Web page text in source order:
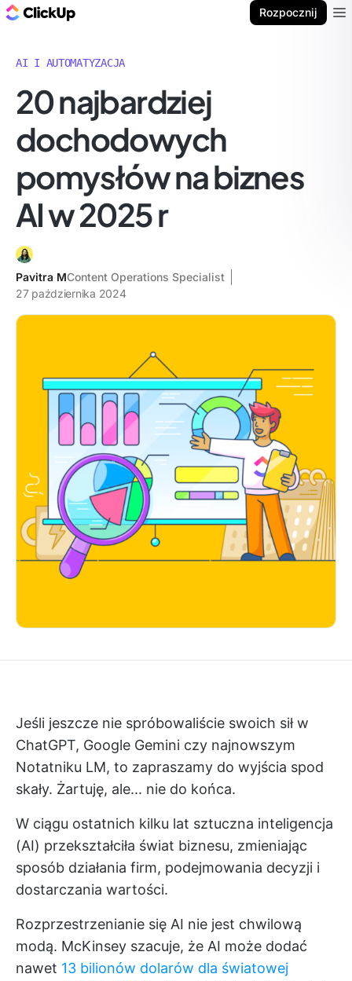
Rozpocznij
AI I AUTOMATYZACJA
20 najbardziej
dochodowych
pomysłów na biznes
AI w 2025 r
Pavitra MContent Operations Specialist
27 października 2024
Jeśli jeszcze nie spróbowaliście swoich sił w
ChatGPT, Google Gemini czy najnowszym
Notatniku LM, to zapraszamy do wyjścia spod
skały. Żartuję, ale... nie do końca.
W ciągu ostatnich kilku lat sztuczna inteligencja
(AI) przekształciła świat biznesu, zmieniając
sposób działania firm, podejmowania decyzji i
dostarczania wartości.
Rozprzestrzenianie się AI nie jest chwilową
modą. McKinsey szacuje, że AI może dodać
nawet 13 bilionów dolarów dla światowej